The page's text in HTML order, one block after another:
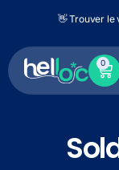
👋 Trouver le
0